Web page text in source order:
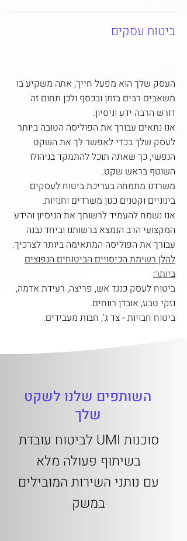
ביטוח עסקים
העסק שלך הוא מפעל חייך, אתה משקיע בו
משאבים רבים בזמן ובכסף ולכן תחום זה
דורש הרבה ידע וניסיון.
אנו נתאים עבורך את הפוליסה הטובה ביותר
לעסק שלך בכדי לאפשר לך את השקט
הנפשי, כך שאתה תוכל להתמקד בניהולו
השוטף בראש שקט.
משרדנו מתמחה בעריכת ביטוח לעסקים
בינוניים וקטנים כגון משרדים וחנויות.
אנו נשמח להעמיד לרשותך את הניסיון והידע
המקצועי הרב הנמצא ברשותנו וביחד נבנה
עבורך את הפוליסה המתאימה ביותר לצרכיך.
להלן רשימת הכיסויים הביטוחים הנפוצים
ביותר:
ביטוח לעסק כנגד אש, פריצה, רעידת אדמה,
נזקי טבע, אובדן רווחים.
ביטוח חבויות - צד ג', חבות מעבידים.
השותפים שלנו לשקט
שלך
סוכנות UMI לביטוח עובדת
בשיתוף פעולה מלא
עם נותני השירות המובילים
במשק